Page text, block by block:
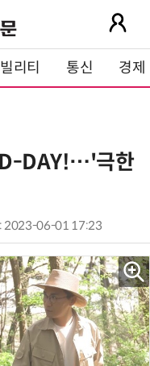
리티 통신 경제
D-DAY!…'극한
: 2023-06-01 17:23